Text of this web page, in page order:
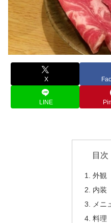
X
LINE
目次
外観
内装
メニ
料理